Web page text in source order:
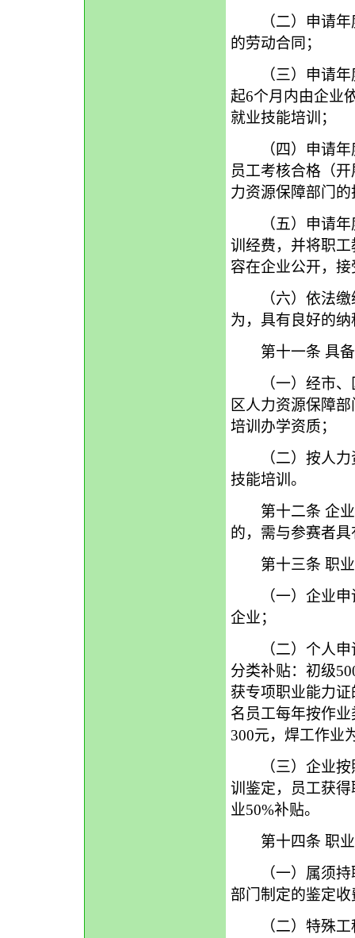
（二）申请年度
的劳动合同；
（三）申请年
起6个月内由企业
就业技能培训；
（四）申请年
员工考核合格（
力资源保障部门
（五）申请年度
训经费，并将职
容在企业公开，
（六）依法缴
为，具有良好的
第十一条 具备
（一）经市、
区人力资源保障
培训办学资质；
（二）按人力
技能培训。
第十二条 企业
的，需与参赛者
第十三条 职业
（一）企业申请
企业；
（二）个人申
分类补贴：初级
获专项职业能力
名员工每年按作
300元，焊工作业
（三）企业按
训鉴定，员工获
业50%补贴。
第十四条 职业
（一）属须持职
部门制定的鉴定
（二）特殊工